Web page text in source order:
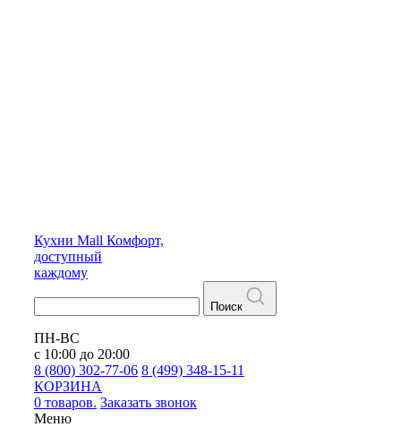
Кухни Mall Комфорт,
доступный
каждому
Поиск
ПН-ВС
с 10:00 до 20:00
8 (800) 302-77-06 8 (499) 348-15-11
КОРЗИНА
0 товаров. Заказать звонок
Меню